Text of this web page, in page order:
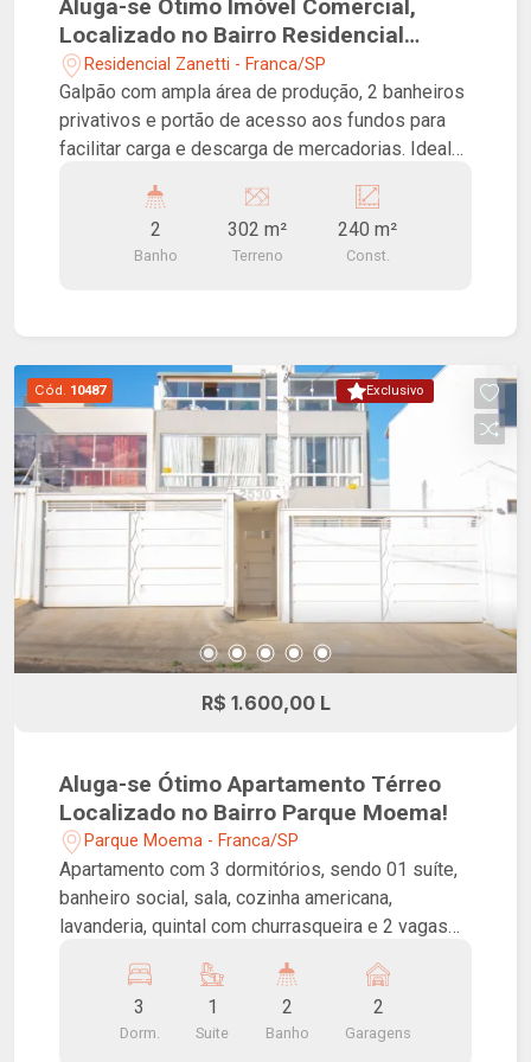
Aluga-se Ótimo Imóvel Comercial,
Localizado no Bairro Residencial
Zanetti!
Residencial Zanetti - Franca/SP
Galpão com ampla área de produção, 2 banheiros
privativos e portão de acesso aos fundos para
facilitar carga e descarga de mercadorias. Ideal
depósitos, centros de distribuição, marcenarias,
serralherias, oficinas, confecções, empresas de
logística e armazenagem.
2
Banho
302 m²
Terreno
240 m²
Const.
Exclusivo
Cód. 10487
R$ 1.600,00 L
Aluga-se Ótimo Apartamento Térreo
Localizado no Bairro Parque Moema!
Parque Moema - Franca/SP
Apartamento com 3 dormitórios, sendo 01 suíte,
banheiro social, sala, cozinha americana,
lavanderia, quintal com churrasqueira e 2 vagas
3
Dorm.
1
Suite
2
Banho
2
Garagens